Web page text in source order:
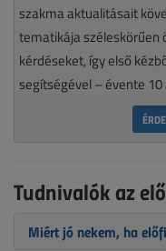
szakma aktualitásait
tematikája széleskörűen
kérdéseket, így első
segítségével – évente
Tudnivalók az
Miért jó nekem, ha